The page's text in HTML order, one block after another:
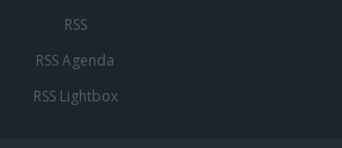
RSS
RSS Agenda
RSS Lightbox